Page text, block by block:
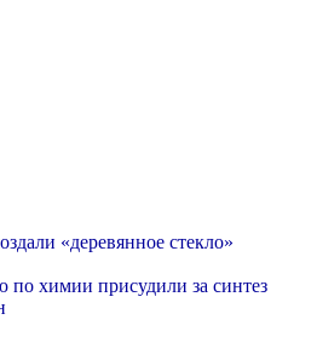
«деревянное стекло»
химии присудили за синтез